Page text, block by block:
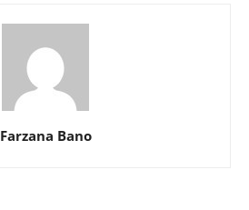
Farzana Bano